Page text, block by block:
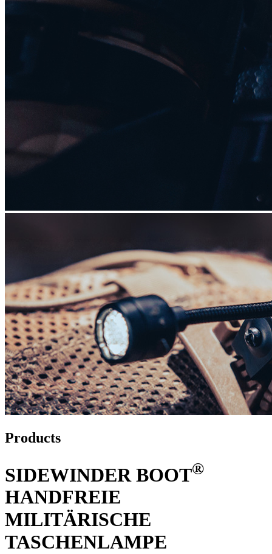
Products
SIDEWINDER BOOT®
HANDFREIE
MILITÄRISCHE
TASCHENLAMPE